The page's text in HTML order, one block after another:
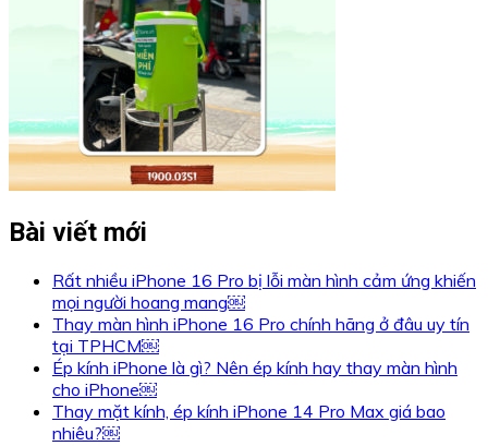
Bài viết mới
Rất nhiều iPhone 16 Pro bị lỗi màn hình cảm ứng khiến
mọi người hoang mang￼
Thay màn hình iPhone 16 Pro chính hãng ở đâu uy tín
tại TPHCM￼
Ép kính iPhone là gì? Nên ép kính hay thay màn hình
cho iPhone￼
Thay mặt kính, ép kính iPhone 14 Pro Max giá bao
nhiêu?￼